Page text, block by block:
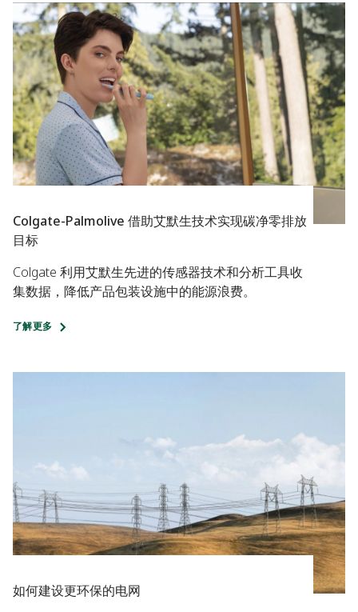
Colgate-Palmolive 借助艾默生技术实现碳净零排放
目标
Colgate 利用艾默生先进的传感器技术和分析工具收
集数据，降低产品包装设施中的能源浪费。
了解更多
如何建设更环保的电网